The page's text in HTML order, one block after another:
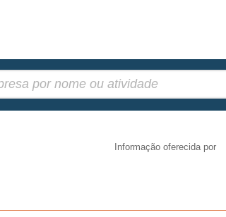
Informação oferecida por